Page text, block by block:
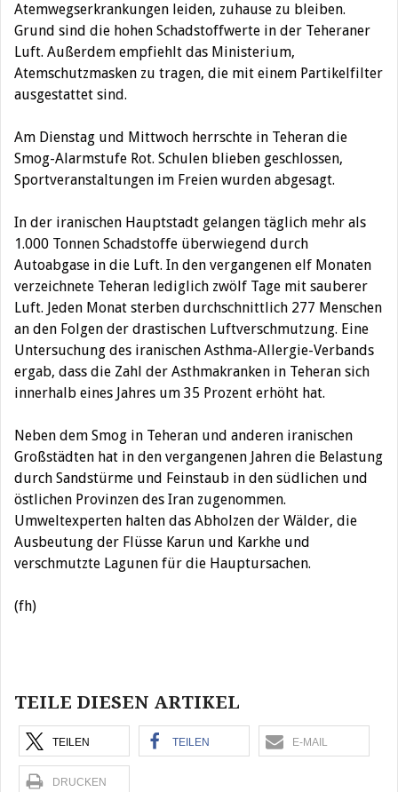
Atemwegserkrankungen leiden, zuhause zu bleiben.
Grund sind die hohen Schadstoffwerte in der Teheraner
Luft. Außerdem empfiehlt das Ministerium,
Atemschutzmasken zu tragen, die mit einem Partikelfilter
ausgestattet sind.
Am Dienstag und Mittwoch herrschte in Teheran die
Smog-Alarmstufe Rot. Schulen blieben geschlossen,
Sportveranstaltungen im Freien wurden abgesagt.
In der iranischen Hauptstadt gelangen täglich mehr als
1.000 Tonnen Schadstoffe überwiegend durch
Autoabgase in die Luft. In den vergangenen elf Monaten
verzeichnete Teheran lediglich zwölf Tage mit sauberer
Luft. Jeden Monat sterben durchschnittlich 277 Menschen
an den Folgen der drastischen Luftverschmutzung. Eine
Untersuchung des iranischen Asthma-Allergie-Verbands
ergab, dass die Zahl der Asthmakranken in Teheran sich
innerhalb eines Jahres um 35 Prozent erhöht hat.
Neben dem Smog in Teheran und anderen iranischen
Großstädten hat in den vergangenen Jahren die Belastung
durch Sandstürme und Feinstaub in den südlichen und
östlichen Provinzen des Iran zugenommen.
Umweltexperten halten das Abholzen der Wälder, die
Ausbeutung der Flüsse Karun und Karkhe und
verschmutzte Lagunen für die Hauptursachen.
(fh)
TEILE DIESEN ARTIKEL
TEILEN TEILEN E-MAIL
DRUCKEN